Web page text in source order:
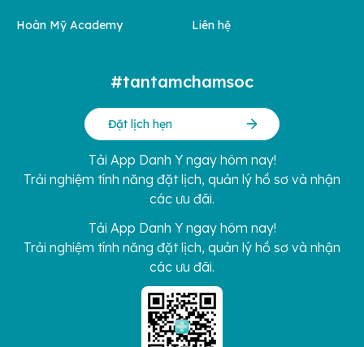
Hoàn Mỹ Academy Liên hệ
#tantamchamsoc
Đặt lịch hẹn
Tải App Danh Y ngay hôm nay!
Trải nghiệm tính năng đặt lịch, quản lý hồ sơ và nhận
các ưu đãi.
Tải App Danh Y ngay hôm nay!
Trải nghiệm tính năng đặt lịch, quản lý hồ sơ và nhận
các ưu đãi.